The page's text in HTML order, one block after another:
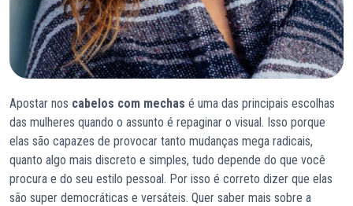
Apostar nos cabelos com mechas é uma das principais escolhas
das mulheres quando o assunto é repaginar o visual. Isso porque
elas são capazes de provocar tanto mudanças mega radicais,
quanto algo mais discreto e simples, tudo depende do que você
procura e do seu estilo pessoal. Por isso é correto dizer que elas
são super democráticas e versáteis. Quer saber mais sobre a